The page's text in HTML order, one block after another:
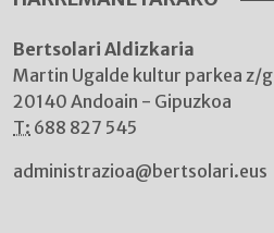
Bertsolari Aldizkaria
Martin Ugalde kultur parkea z/g
20140 Andoain - Gipuzkoa
T: 688 827 545
administrazioa@bertsolari.eus